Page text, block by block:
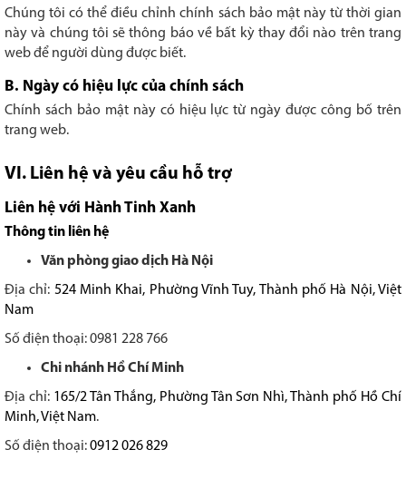
Chúng tôi có thể điều chỉnh chính sách bảo mật này từ thời gian
này và chúng tôi sẽ thông báo về bất kỳ thay đổi nào trên trang
web để người dùng được biết.
B. Ngày có hiệu lực của chính sách
Chính sách bảo mật này có hiệu lực từ ngày được công bố trên
trang web.
VI. Liên hệ và yêu cầu hỗ trợ
Liên hệ với Hành Tinh Xanh
Thông tin liên hệ
Văn phòng giao dịch Hà Nội
Địa chỉ: 524 Minh Khai, Phường Vĩnh Tuy, Thành phố Hà Nội, Việt
Nam
Số điện thoại: 0981 228 766
Chi nhánh Hồ Chí Minh
Địa chỉ: 165/2 Tân Thắng, Phường Tân Sơn Nhì, Thành phố Hồ Chí
Minh, Việt Nam.
Số điện thoại:0912 026 829